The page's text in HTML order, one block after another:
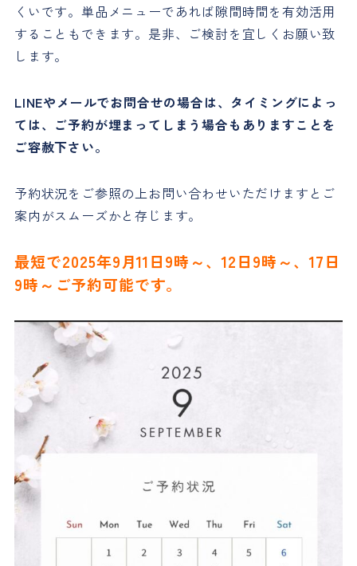
くいです。単品メニューであれば隙間時間を有効活用
することもできます。是非、ご検討を宜しくお願い致
します。
LINEやメールでお問合せの場合は、タイミングによっ
ては、ご予約が埋まってしまう場合もありますことを
ご容赦下さい。
予約状況をご参照の上お問い合わせいただけますとご
案内がスムーズかと存じます。
最短で2025年9月11日9時～、12日9時～、17日
9時～ご予約可能です。